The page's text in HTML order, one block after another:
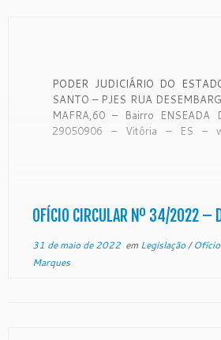
PODER JUDICIÁRIO DO
SANTO – PJES RUA
MAFRA,60 – Bairro ENSEADA
29050906 – Vitória – ES –
OFÍCIO CIRCULAR Nº 34/2022
31 de maio de 2022em Legislação/
Marques